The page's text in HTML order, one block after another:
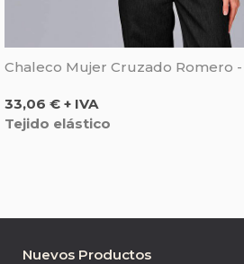
Chaleco Mujer Cruzado Romero -
Precio
33,06 € + IVA
Tejido elástico
Nuevos Productos